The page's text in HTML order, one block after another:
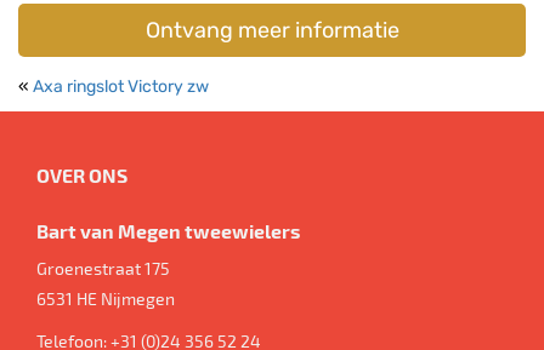
Ontvang meer informatie
« Axa ringslot Victory zw
OVER ONS
Bart van Megen tweewielers
Groenestraat 175
6531 HE Nijmegen
Telefoon:+31 (0)24 356 52 24